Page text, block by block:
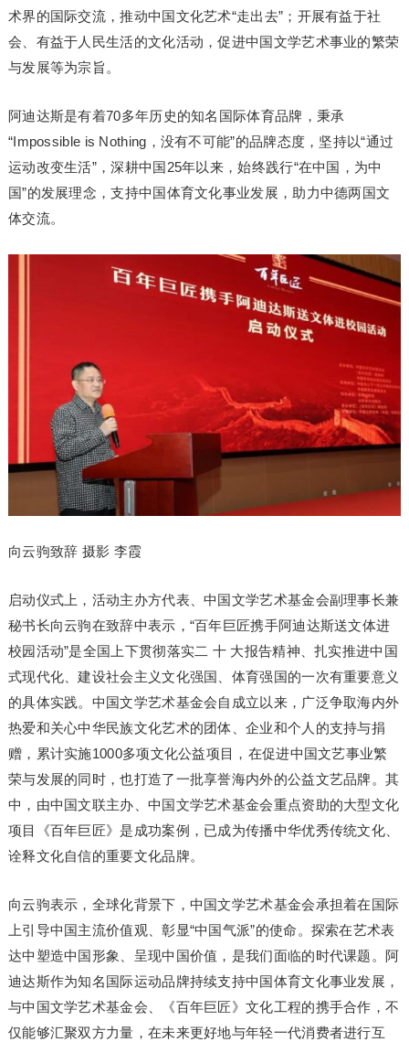
术界的国际交流，推动中国文化艺术“走出去”；开展有益于社
会、有益于人民生活的文化活动，促进中国文学艺术事业的繁荣
与发展等为宗旨。
阿迪达斯是有着70多年历史的知名国际体育品牌，秉承
“Impossible is Nothing，没有不可能”的品牌态度，坚持以“通过
运动改变生活”，深耕中国25年以来，始终践行“在中国，为中
国”的发展理念，支持中国体育文化事业发展，助力中德两国文
体交流。
向云驹致辞 摄影 李霞
启动仪式上，活动主办方代表、中国文学艺术基金会副理事长兼
秘书长向云驹在致辞中表示，“百年巨匠携手阿迪达斯送文体进
校园活动”是全国上下贯彻落实二 十 大报告精神、扎实推进中国
式现代化、建设社会主义文化强国、体育强国的一次有重要意义
的具体实践。中国文学艺术基金会自成立以来，广泛争取海内外
热爱和关心中华民族文化艺术的团体、企业和个人的支持与捐
赠，累计实施1000多项文化公益项目，在促进中国文艺事业繁
荣与发展的同时，也打造了一批享誉海内外的公益文艺品牌。其
中，由中国文联主办、中国文学艺术基金会重点资助的大型文化
项目《百年巨匠》是成功案例，已成为传播中华优秀传统文化、
诠释文化自信的重要文化品牌。
向云驹表示，全球化背景下，中国文学艺术基金会承担着在国际
上引导中国主流价值观、彰显“中国气派”的使命。探索在艺术表
达中塑造中国形象、呈现中国价值，是我们面临的时代课题。阿
迪达斯作为知名国际运动品牌持续支持中国体育文化事业发展，
与中国文学艺术基金会、《百年巨匠》文化工程的携手合作，不
仅能够汇聚双方力量，在未来更好地与年轻一代消费者进行互